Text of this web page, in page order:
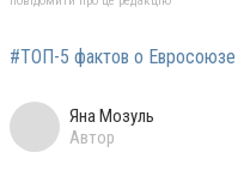
#ТОП-5 фактов о Евросоюзе
Яна Мозуль
Автор